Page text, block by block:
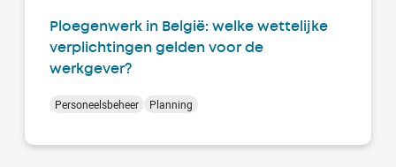
Ploegenwerk in België: welke wettelijke
verplichtingen gelden voor de
werkgever?
Personeelsbeheer Planning